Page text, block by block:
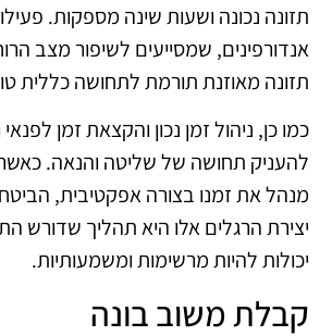
תזונה נכונה ושעות שינה מספקות.
אנדורפינים, שמסייעים לשיפור מצב
תזונה מאוזנת תורמת לתחושה כללית
כמו כן, ניהול זמן נכון והקצאת זמן
להעניק תחושה של שליטה והנאה.
מנהל את זמנו בצורה אפקטיבית,
יצירת הרגלים אלו היא תהליך שדורש
יכולות להיות מרשימות ומשמעותיות.
קבלת משוב בונה